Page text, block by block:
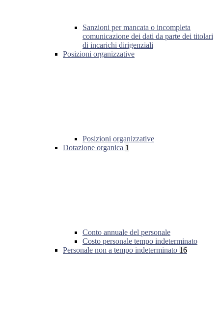
Sanzioni per mancata o incompleta
comunicazione dei dati da parte dei titolari
di incarichi dirigenziali
Posizioni organizzative
Posizioni organizzative
Dotazione organica 1
Conto annuale del personale
Costo personale tempo indeterminato
Personale non a tempo indeterminato 16